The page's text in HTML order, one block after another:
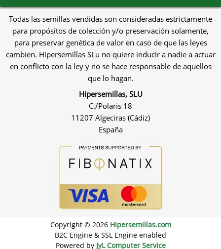
Todas las semillas vendidas son consideradas estrictamente
para propósitos de colección y/o preservación solamente,
para preservar genética de valor en caso de que las leyes
cambien. Hipersemillas SLu no quiere inducir a nadie a actuar
en conflicto con la ley y no se hace responsable de aquellos
que lo hagan.
Hipersemillas, SLU
C./Polaris 18
11207 Algeciras (Cádiz)
España
Copyright © 2026 Hipersemillas.com
B2C Engine & SSL Engine enabled
Powered by JyL Computer Service